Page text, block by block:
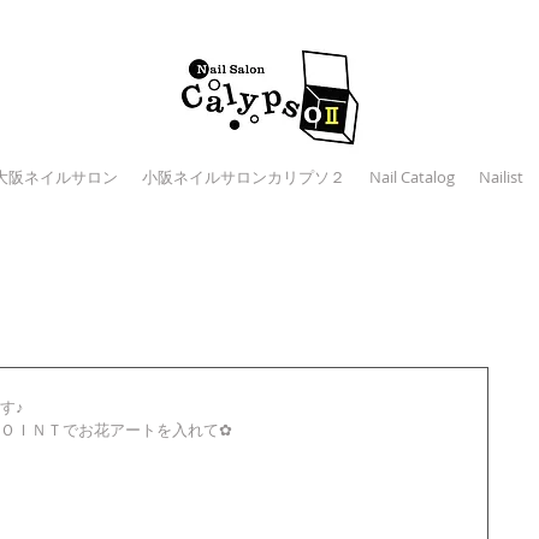
阪ネイルサロン 小阪ネイルサロンカリプソ２ Nail Catalog Nailist
♪
ＩＮＴでお花アートを入れて✿